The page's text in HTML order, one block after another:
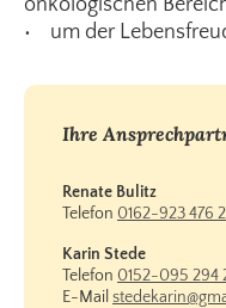
• um der
Ihre
Renate Bulitz
Telefon 0162-923 476 2
Karin Stede
Telefon 0152-095 294
E-Mail